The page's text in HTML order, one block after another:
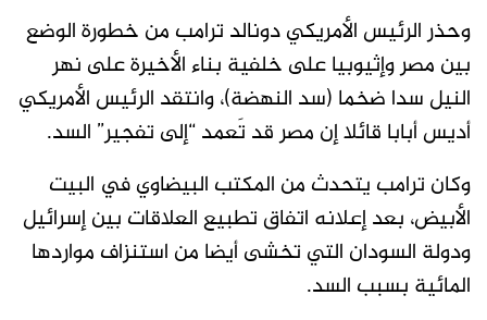
وحذر الرئيس الأمريكي دونالد ترامب من خطورة الوضع
بين مصر وإثيوبيا على خلفية بناء الأخيرة على نهر
النيل سدا ضخما (سد النهضة)، وانتقد الرئيس الأمريكي
أديس أبابا قائلا إن مصر قد تَعمد “إلى تفجير” السد.
وكان ترامب يتحدث من المكتب البيضاوي في البيت
الأبيض، بعد إعلانه اتفاق تطبيع العلاقات بين إسرائيل
ودولة السودان التي تخشى أيضا من استنزاف مواردها
المائية بسبب السد.